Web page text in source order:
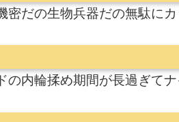
密だの生物兵器だの無駄に
の内輪揉め期間が長過ぎて